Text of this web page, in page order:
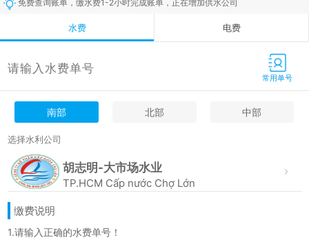
免费查询账单，缴水费1-2小时完成账单，正在增加供水公司
水费 电费
常用单号
南部 北部 中部
选择水利公司
胡志明-大市场水业
TP.HCM Cấp nước Chợ Lớn
缴费说明
1.请输入正确的水费单号！